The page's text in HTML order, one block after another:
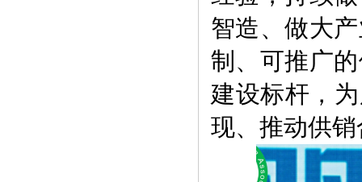
智造、做大
制、可推广
建设标杆，
现、推动供